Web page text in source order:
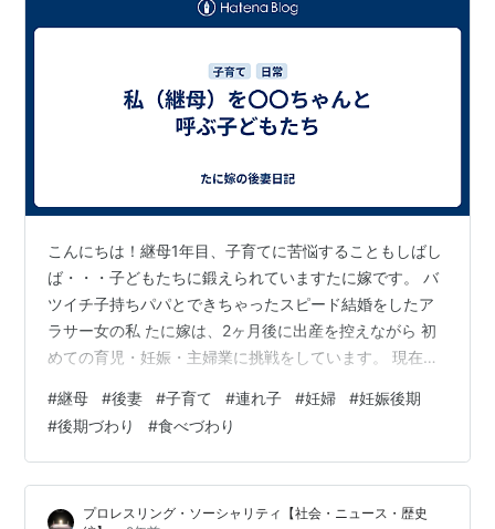
こんにちは！継母1年目、子育てに苦悩することもしばし
ば・・・子どもたちに鍛えられていますたに嫁です。 バ
ツイチ子持ちパパとできちゃったスピード結婚をしたア
ラサー女の私 たに嫁は、2ヶ月後に出産を控えながら 初
めての育児・妊娠・主婦業に挑戦をしています。 現在
らしています。 今年度にはもう1人女の子が増える予定で
す。 子どもたちは成長期真っ最中の元気いっぱいの男の
子。 食べ盛りでご飯もおやつもたくさん食べますが、大
の野菜嫌いなので なんとか食べさせようと試行錯誤する
日々です。 子どもたちは 産みの母親（旦那の元嫁）をマ
#継母 #後妻 #子育て #連れ子 #妊婦 #妊娠後期
#後期づわり #食べづわり
プロレスリング・ソーシャリティ【社会・ニュース・歴史